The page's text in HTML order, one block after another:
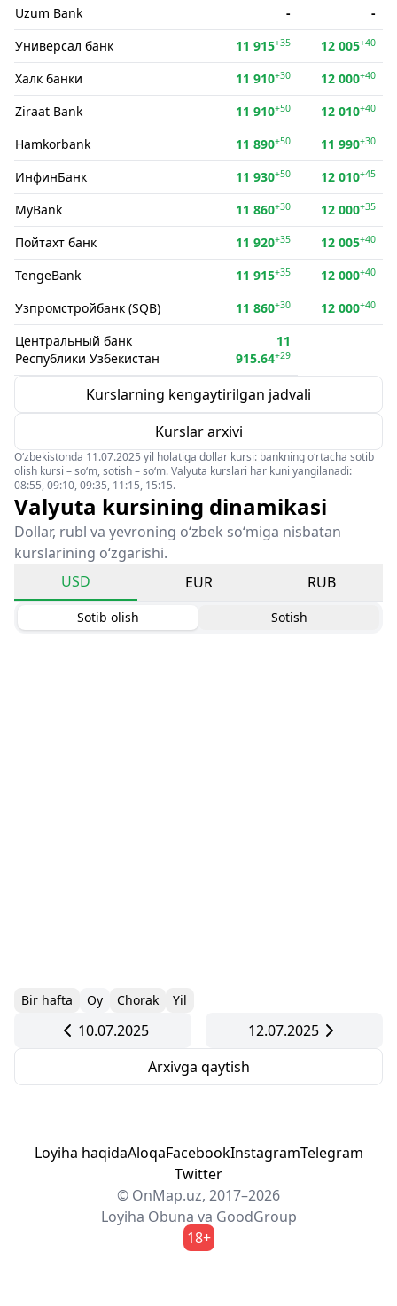
Uzum Bank -
-
Универсал банк
11 915+35 12 005+40
Халк банки 11 910+30 12 000+40
Ziraat Bank 11 910+50 12 010+40
Hamkorbank 11 890+50 11 990+30
ИнфинБанк 11 930+50 12 010+45
MyBank 11 860+30 12 000+35
Пойтахт банк 11 920+35 12 005+40
TengeBank 11 915+35 12 000+40
Узпромстройбанк (SQB) 11 860+30 12 000+40
Центральный банк
Республики Узбекистан
11
915.64+29
Kurslarning kengaytirilgan jadvali
Kurslar arxivi
O‘zbekistonda 11.07.2025 yil holatiga dollar kursi: bankning o‘rtacha sotib
olish kursi – so‘m, sotish – so‘m. Valyuta kurslari har kuni yangilanadi:
08:55, 09:10, 09:35, 11:15, 15:15.
Valyuta kursining dinamikasi
Dollar, rubl va yevroning o‘zbek so‘miga nisbatan
kurslarining o‘zgarishi.
USD
EUR RUB
Sotib olish Sotish
Bir hafta Oy Chorak Yil
10.07.2025
12.07.2025
Arxivga qaytish
Loyiha haqidaAloqaFacebookInstagramTelegram
Twitter
© OnMap.uz, 2017–2026
Loyiha Obuna va GoodGroup
18+